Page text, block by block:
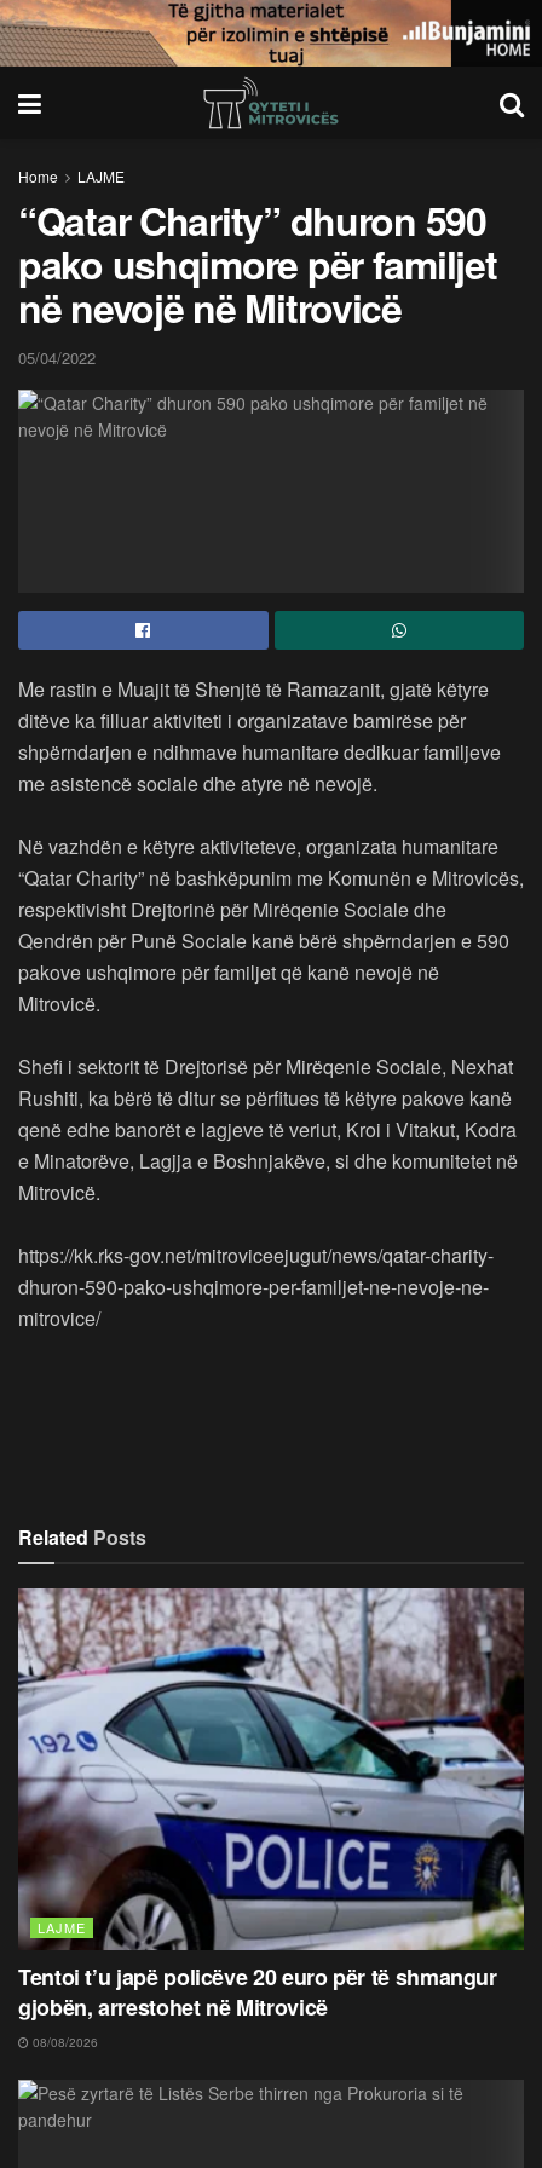
Home LAJME
“Qatar Charity” dhuron 590
pako ushqimore për familjet
në nevojë në Mitrovicë
05/04/2022
Me rastin e Muajit të Shenjtë të Ramazanit, gjatë këtyre
ditëve ka filluar aktiviteti i organizatave bamirëse për
shpërndarjen e ndihmave humanitare dedikuar familjeve
me asistencë sociale dhe atyre në nevojë.
Në vazhdën e këtyre aktiviteteve, organizata humanitare
“Qatar Charity” në bashkëpunim me Komunën e Mitrovicës,
respektivisht Drejtorinë për Mirëqenie Sociale dhe
Qendrën për Punë Sociale kanë bërë shpërndarjen e 590
pakove ushqimore për familjet që kanë nevojë në
Mitrovicë.
Shefi i sektorit të Drejtorisë për Mirëqenie Sociale, Nexhat
Rushiti, ka bërë të ditur se përfitues të këtyre pakove kanë
qenë edhe banorët e lagjeve të veriut, Kroi i Vitakut, Kodra
e Minatorëve, Lagjja e Boshnjakëve, si dhe komunitetet në
Mitrovicë.
https://kk.rks-gov.net/mitroviceejugut/news/qatar-charity-
dhuron-590-pako-ushqimore-per-familjet-ne-nevoje-ne-
mitrovice/
Related Posts
LAJME
Tentoi t’u japë policëve 20 euro për të shmangur
gjobën, arrestohet në Mitrovicë
08/08/2026